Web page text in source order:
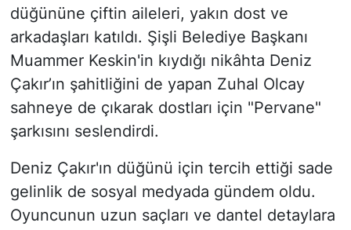
düğününe çiftin aileleri, yakın dost ve
arkadaşları katıldı. Şişli Belediye Başkanı
Muammer Keskin'in kıydığı nikâhta Deniz
Çakır’ın şahitliğini de yapan Zuhal Olcay
sahneye de çıkarak dostları için "Pervane"
şarkısını seslendirdi.
Deniz Çakır'ın düğünü için tercih ettiği sade
gelinlik de sosyal medyada gündem oldu.
Oyuncunun uzun saçları ve dantel detaylara